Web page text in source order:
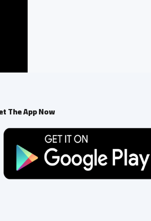
The App Now